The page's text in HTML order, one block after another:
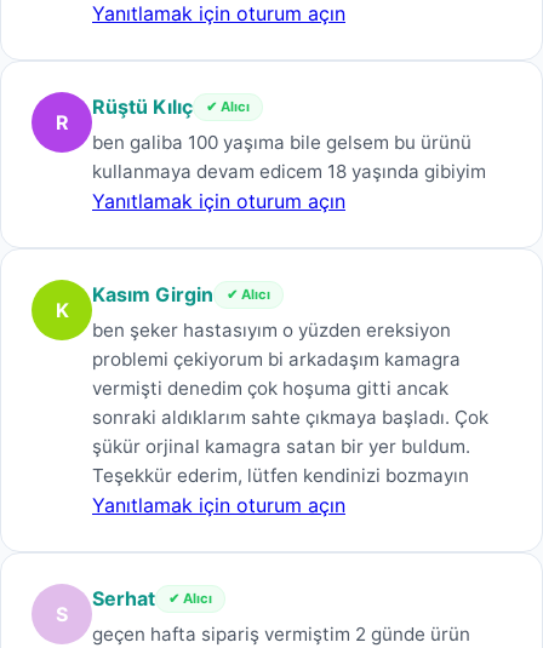
Yanıtlamak için oturum açın
R
Rüştü Kılıç ✔ Alıcı
ben galiba 100 yaşıma bile gelsem bu ürünü
kullanmaya devam edicem 18 yaşında gibiyim
Yanıtlamak için oturum açın
K
Kasım Girgin ✔ Alıcı
ben şeker hastasıyım o yüzden ereksiyon
problemi çekiyorum bi arkadaşım kamagra
vermişti denedim çok hoşuma gitti ancak
sonraki aldıklarım sahte çıkmaya başladı. Çok
şükür orjinal kamagra satan bir yer buldum.
Teşekkür ederim, lütfen kendinizi bozmayın
Yanıtlamak için oturum açın
S
Serhat ✔ Alıcı
geçen hafta sipariş vermiştim 2 günde ürün